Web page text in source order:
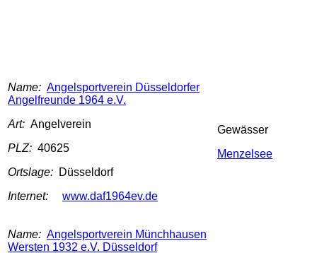
Name: Angelsportverein Düsseldorfer
Angelfreunde 1964 e.V.
Art: Angelverein
PLZ: 40625
Ortslage: Düsseldorf
Internet:
www.daf1964ev.de
Gewässer
Menzelsee
Name: Angelsportverein Münchhausen
Wersten 1932 e.V. Düsseldorf